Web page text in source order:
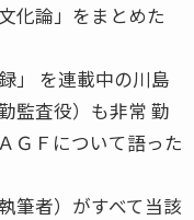
化論」をまとめた
」 を連載中の川島
監査役）も非常 勤
ＧＦについて語った
筆者）がすべて当該